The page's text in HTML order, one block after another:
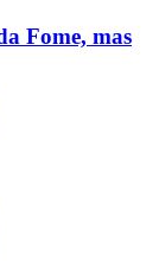
Fome, mas